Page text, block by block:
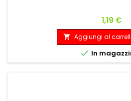
Prezzo
1,19 €
 Aggiungi al
 In